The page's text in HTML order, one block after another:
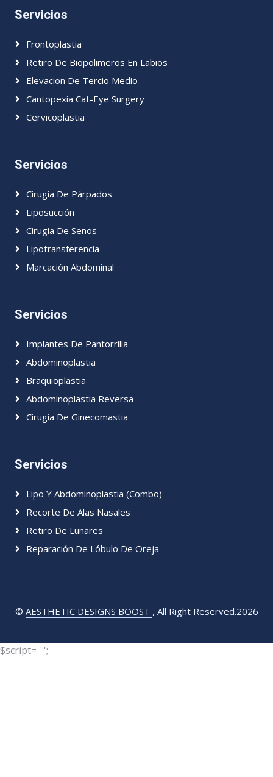
Servicios
Frontoplastia
Retiro De Biopolimeros En Labios
Elevacion De Tercio Medio
Cantopexia Cat-Eye Surgery
Cervicoplastia
Servicios
Cirugia De Párpados
Liposucción
Cirugia De Senos
Lipotransferencia
Marcación Abdominal
Servicios
Implantes De Pantorrilla
Abdominoplastia
Braquioplastia
Abdominoplastia Reversa
Cirugia De Ginecomastia
Servicios
Lipo Y Abdominoplastia (Combo)
Recorte De Alas Nasales
Retiro De Lunares
Reparación De Lóbulo De Oreja
© AESTHETIC DESIGNS BOOST , All Right Reserved.2026
$script= ' ';